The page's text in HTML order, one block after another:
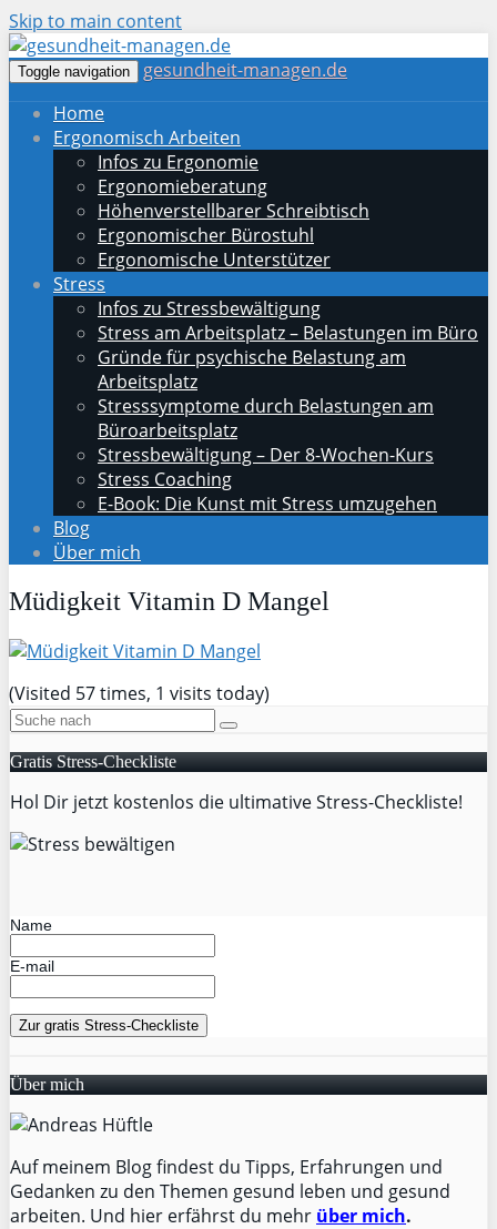
Skip to main content
Toggle navigation
gesundheit-managen.de
Home
Ergonomisch Arbeiten
Infos zu Ergonomie
Ergonomieberatung
Höhenverstellbarer Schreibtisch
Ergonomischer Bürostuhl
Ergonomische Unterstützer
Stress
Infos zu Stressbewältigung
Stress am Arbeitsplatz – Belastungen im Büro
Gründe für psychische Belastung am
Arbeitsplatz
Stresssymptome durch Belastungen am
Büroarbeitsplatz
Stressbewältigung – Der 8-Wochen-Kurs
Stress Coaching
E-Book: Die Kunst mit Stress umzugehen
Blog
Über mich
Müdigkeit Vitamin D Mangel
(Visited 57 times, 1 visits today)
Gratis Stress-Checkliste
Hol Dir jetzt kostenlos die ultimative Stress-Checkliste!
Name
E-mail
Über mich
Auf meinem Blog findest du Tipps, Erfahrungen und
Gedanken zu den Themen gesund leben und gesund
arbeiten. Und hier erfährst du mehr über mich.